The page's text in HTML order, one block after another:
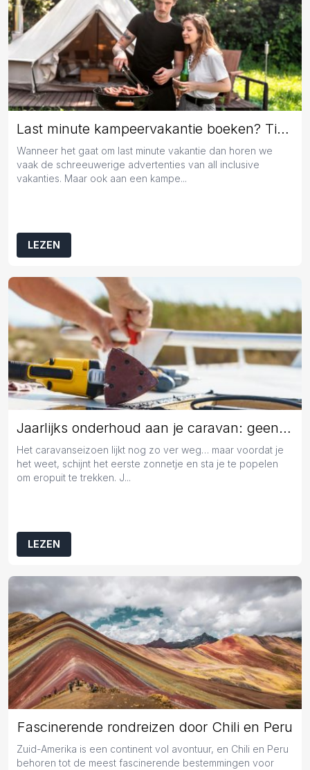
Last minute kampeervakantie boeken? Tips en tricks!
Wanneer het gaat om last minute vakantie dan horen we
vaak de schreeuwerige advertenties van all inclusive
vakanties. Maar ook aan een kampe...
LEZEN
Jaarlijks onderhoud aan je caravan: geen overbodige luxe
Het caravanseizoen lijkt nog zo ver weg… maar voordat je
het weet, schijnt het eerste zonnetje en sta je te popelen
om eropuit te trekken. J...
LEZEN
Fascinerende rondreizen door Chili en Peru
Zuid-Amerika is een continent vol avontuur, en Chili en Peru
behoren tot de meest fascinerende bestemmingen voor